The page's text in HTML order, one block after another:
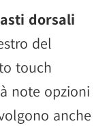
dorsali
del
touch
note opzioni
anche